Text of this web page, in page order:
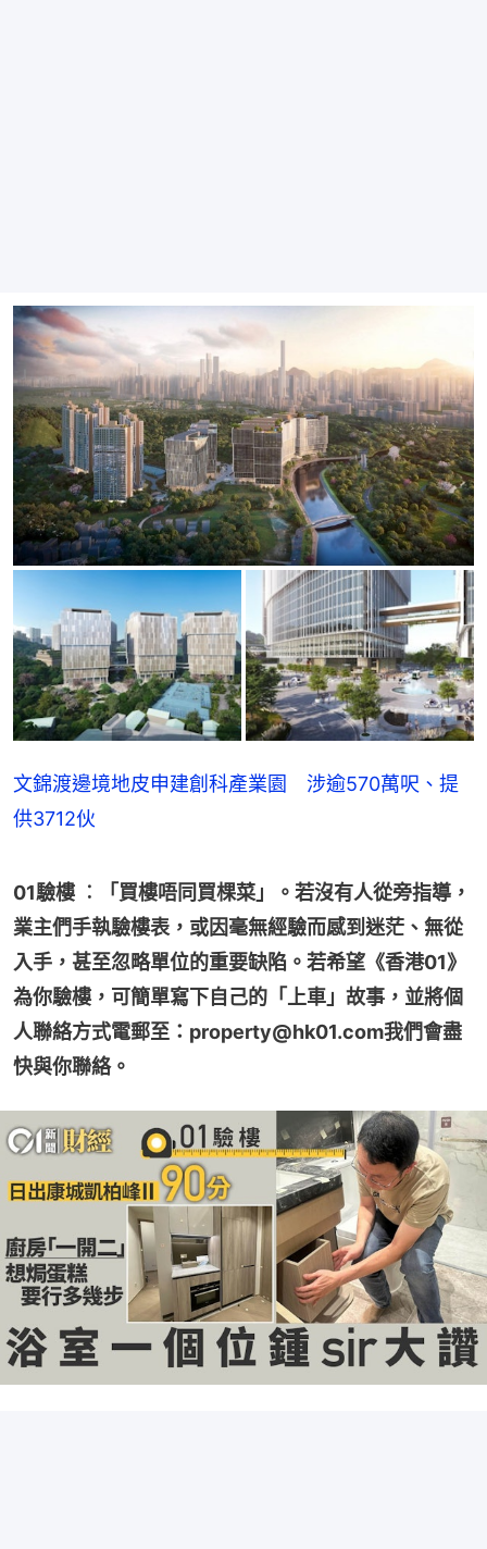
文錦渡邊境地皮申建創科產業園 涉逾570萬呎、提
供3712伙
01驗樓 ︰「買樓唔同買棵菜」。若沒有人從旁指導，
業主們手執驗樓表，或因毫無經驗而感到迷茫、無從
入手，甚至忽略單位的重要缺陷。若希望《香港01》
為你驗樓，可簡單寫下自己的「上車」故事，並將個
人聯絡方式電郵至：property@hk01.com我們會盡
快與你聯絡。